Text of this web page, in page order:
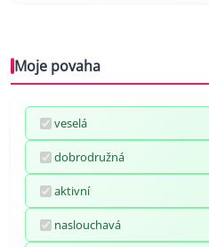
Moje povaha
veselá
dobrodružná
aktivní
naslouchavá